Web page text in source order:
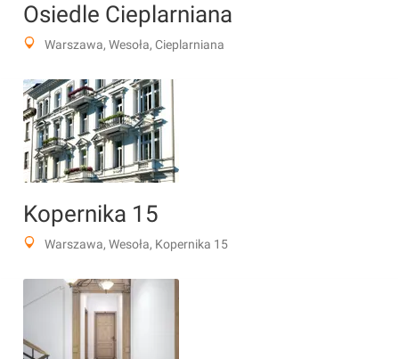
Osiedle Cieplarniana
Warszawa, Wesoła, Cieplarniana
Kopernika 15
Warszawa, Wesoła, Kopernika 15